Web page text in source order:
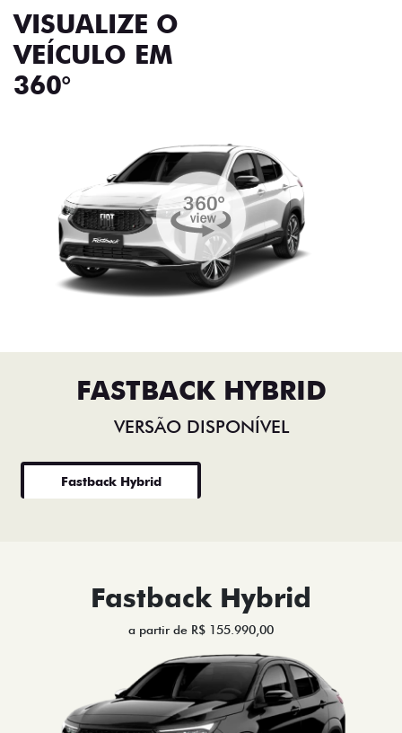
VISUALIZE O
VEÍCULO EM
360°
FASTBACK HYBRID
VERSÃO DISPONÍVEL
Fastback Hybrid
Fastback Hybrid
a partir de R$ 155.990,00